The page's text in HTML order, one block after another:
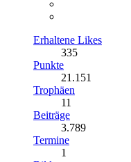
Erhaltene Likes
335
Punkte
21.151
Trophäen
11
Beiträge
3.789
Termine
1